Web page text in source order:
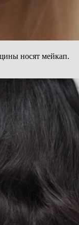
носят мейкап.